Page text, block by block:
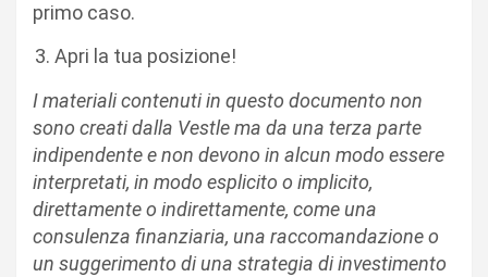
primo caso.
Apri la tua posizione!
I materiali contenuti in questo documento non
sono creati dalla Vestle ma da una terza parte
indipendente e non devono in alcun modo essere
interpretati, in modo esplicito o implicito,
direttamente o indirettamente, come una
consulenza finanziaria, una raccomandazione o
un suggerimento di una strategia di investimento